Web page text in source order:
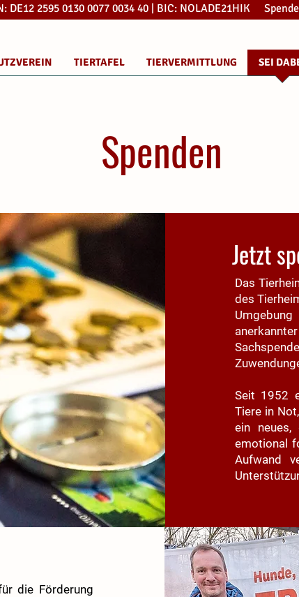
DE12 2595 0130 0077 0034 40 | BIC: NOLADE21HIK
TIERTAFEL TIERVERMITTLUNG SEI
Spenden
Jetzt
Das
des
Seit 1952
Tiere in
ein
emotional
Aufwand
die Förderung